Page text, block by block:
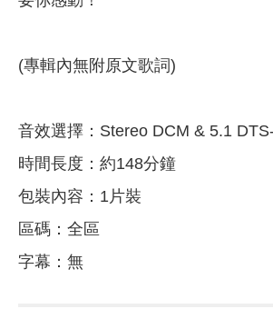
(專輯內無附原文歌詞)
音效選擇：Stereo DCM & 5.1
時間長度：約148分鐘
包裝內容：1片裝
區碼：全區
字幕：無